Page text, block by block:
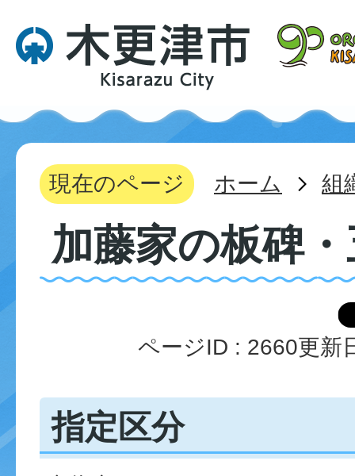
現在のページ ホーム 組
加藤家の板碑
ページID : 2660更新
指定区分